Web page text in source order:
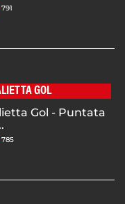
791
GOL
Gol - Puntata
785